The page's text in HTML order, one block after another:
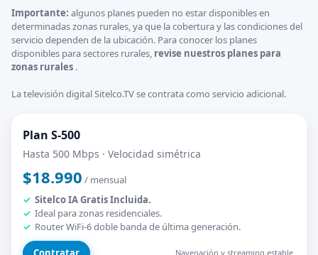
Importante: algunos planes pueden no estar disponibles en
determinadas zonas rurales, ya que la cobertura y las condiciones del
servicio dependen de la ubicación. Para conocer los planes
disponibles para sectores rurales, revise nuestros planes para
zonas rurales .
La televisión digital Sitelco.TV se contrata como servicio adicional.
Plan S-500
Hasta 500 Mbps · Velocidad simétrica
$18.990 / mensual
Sitelco IA Gratis Incluida.
Ideal para zonas residenciales.
Router WiFi-6 doble banda de última generación.
Navegación y streaming estable.